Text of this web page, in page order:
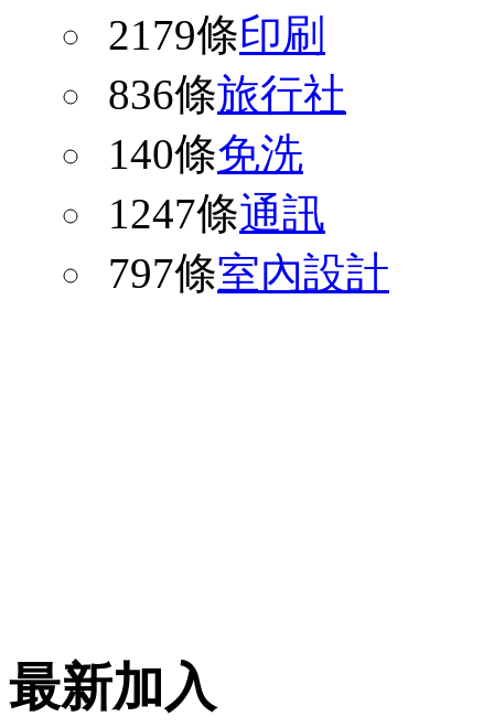
2179條印刷
836條旅行社
140條免洗
1247條通訊
797條室內設計
最新加入